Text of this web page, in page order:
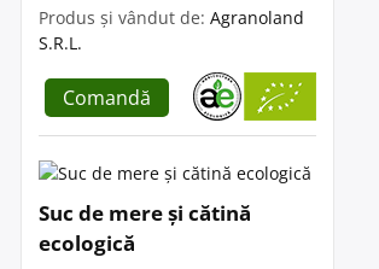
Produs și vândut de: Agranoland
S.R.L.
Comandă
Suc de mere și cătină
ecologică